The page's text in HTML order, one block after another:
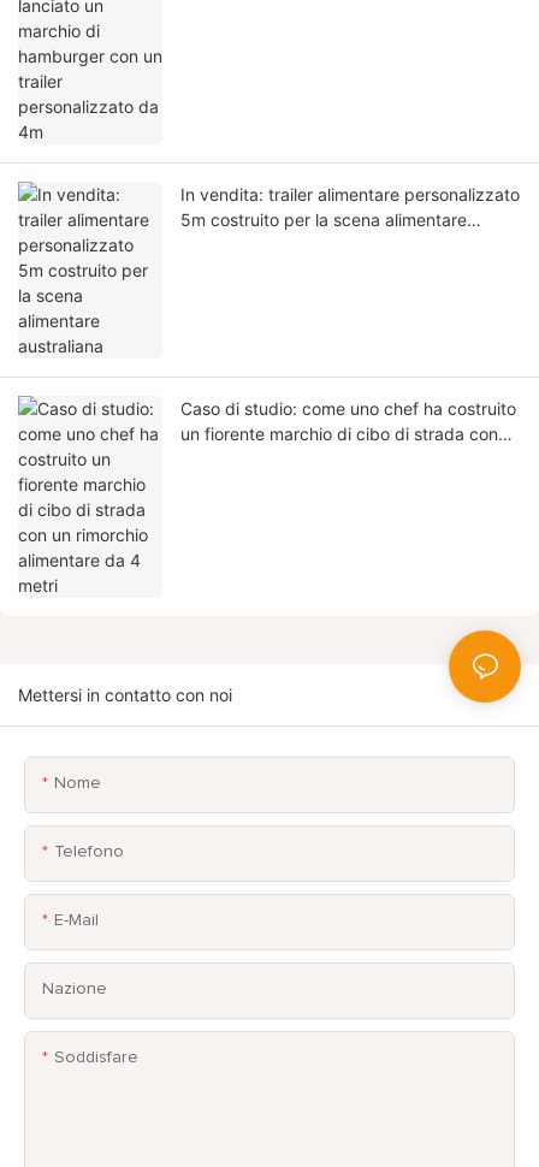
In vendita: trailer alimentare personalizzato
5m costruito per la scena alimentare
Caso di studio: come uno chef ha costruito
un fiorente marchio di cibo di strada con
Mettersi in contatto con noi
Nome
Telefono
E-Mail
Nazione
Soddisfare